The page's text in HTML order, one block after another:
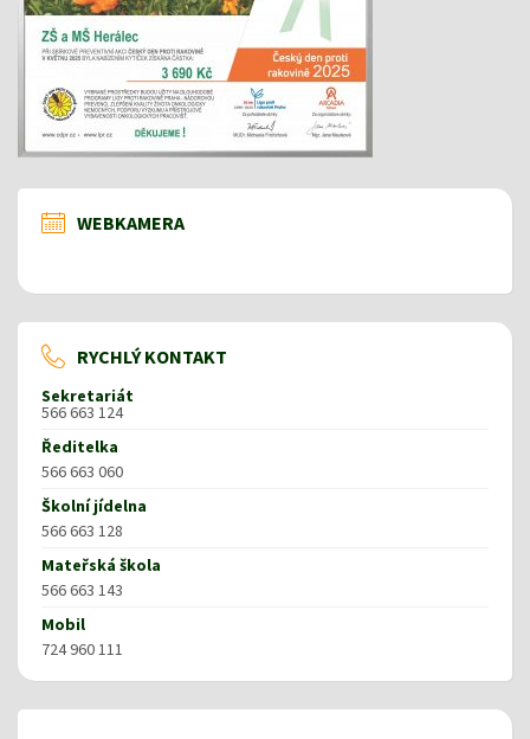
WEBKAMERA
RYCHLÝ KONTAKT
Sekretariát
566 663 124
Ředitelka
566 663 060
Školní jídelna
566 663 128
Mateřská škola
566 663 143
Mobil
724 960 111